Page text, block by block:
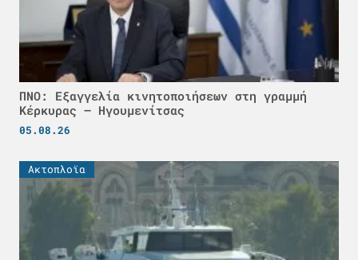
ΠΝΟ: Εξαγγελία κινητοποιήσεων στη γραμμή
Κέρκυρας – Ηγουμενίτσας
05.08.26
Ακτοπλοϊα